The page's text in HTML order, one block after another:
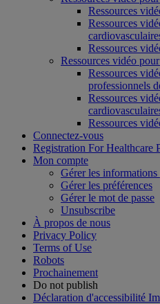
Ressources
Ressources
Ressources
Ressources vidéo
Ressources
professionnels
Ressources
Ressources
Connectez-vous
Registration For Healthcare
Mon compte
Gérer les informations
Gérer les préférences
Gérer le mot de passe
Unsubscribe
À propos de nous
Privacy Policy
Terms of Use
Robots
Prochainement
Do not publish
Déclaration d'accessibilité